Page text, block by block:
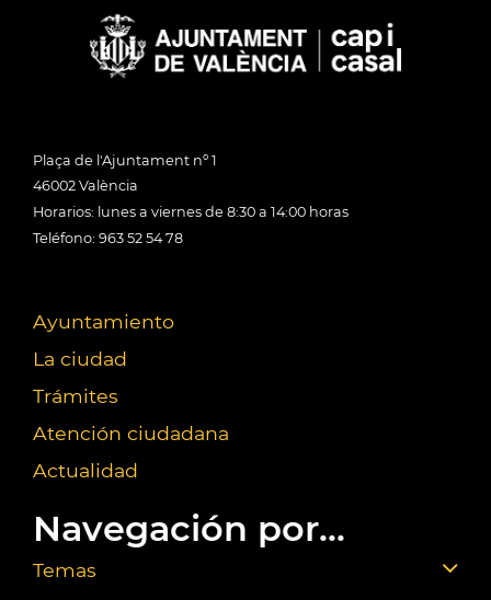
Plaça de l'Ajuntament nº 1
46002 València
Horarios: lunes a viernes de 8:30 a 14:00 horas
Teléfono: 963 52 54 78
Ayuntamiento
La ciudad
Trámites
Atención ciudadana
Actualidad
Navegación por...
Temas